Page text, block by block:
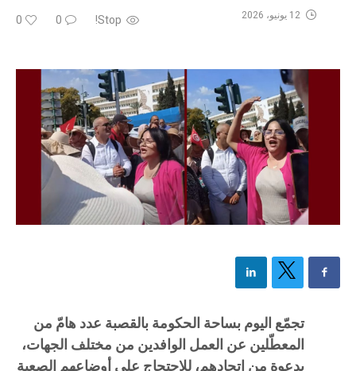
Stop!
0
0 12 يونيو، 2026
تجمّع اليوم بساحة الحكومة بالقصبة عدد هامّ من
المعطّلين عن العمل الوافدين من مختلف الجهات،